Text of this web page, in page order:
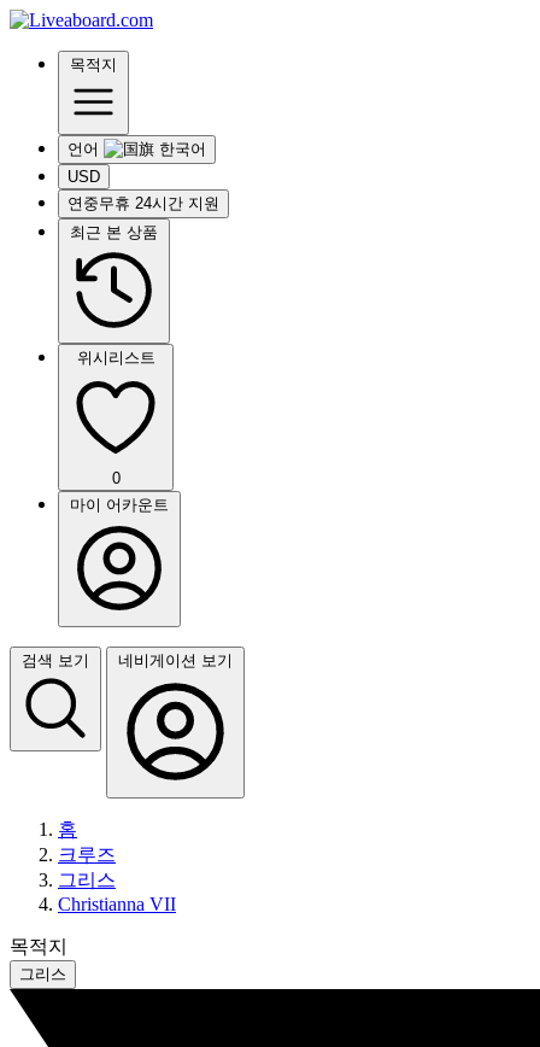
목적지
언어
USD
연중무휴 24시간 지원
최근 본 상품
위시리스트
0
마이 어카운트
검색 보기 네비게이션 보기
홈
크루즈
그리스
Christianna VII
목적지
그리스